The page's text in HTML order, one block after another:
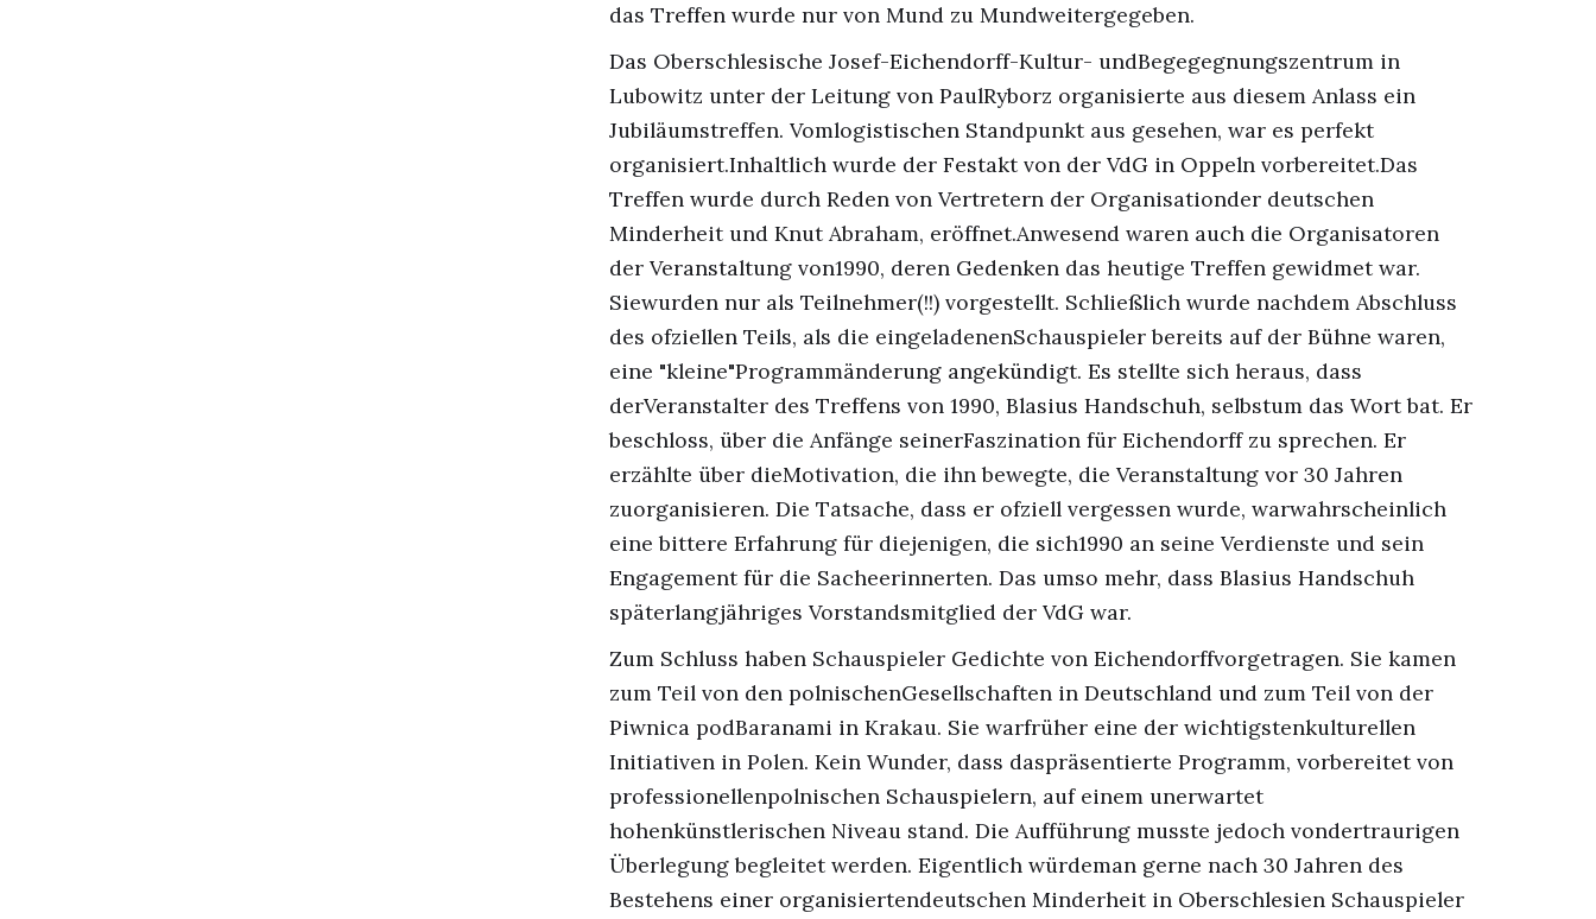
das Treffen wurde nur von Mund zu Mundweitergegeben.
Das Oberschlesische Josef-Eichendorff-Kultur- undBegegegnungszentrum in
Lubowitz unter der Leitung von PaulRyborz organisierte aus diesem Anlass ein
Jubiläumstreffen. Vomlogistischen Standpunkt aus gesehen, war es perfekt
organisiert.Inhaltlich wurde der Festakt von der VdG in Oppeln vorbereitet.Das
Treffen wurde durch Reden von Vertretern der Organisationder deutschen
Minderheit und Knut Abraham, eröffnet.Anwesend waren auch die Organisatoren
der Veranstaltung von1990, deren Gedenken das heutige Treffen gewidmet war.
Siewurden nur als Teilnehmer(!!) vorgestellt. Schließlich wurde nachdem Abschluss
des ofziellen Teils, als die eingeladenenSchauspieler bereits auf der Bühne waren,
eine "kleine"Programmänderung angekündigt. Es stellte sich heraus, dass
derVeranstalter des Treffens von 1990, Blasius Handschuh, selbstum das Wort bat. Er
beschloss, über die Anfänge seinerFaszination für Eichendorff zu sprechen. Er
erzählte über dieMotivation, die ihn bewegte, die Veranstaltung vor 30 Jahren
zuorganisieren. Die Tatsache, dass er ofziell vergessen wurde, warwahrscheinlich
eine bittere Erfahrung für diejenigen, die sich1990 an seine Verdienste und sein
Engagement für die Sacheerinnerten. Das umso mehr, dass Blasius Handschuh
späterlangjähriges Vorstandsmitglied der VdG war.
Zum Schluss haben Schauspieler Gedichte von Eichendorffvorgetragen. Sie kamen
zum Teil von den polnischenGesellschaften in Deutschland und zum Teil von der
Piwnica podBaranami in Krakau. Sie warfrüher eine der wichtigstenkulturellen
Initiativen in Polen. Kein Wunder, dass daspräsentierte Programm, vorbereitet von
professionellenpolnischen Schauspielern, auf einem unerwartet
hohenkünstlerischen Niveau stand. Die Aufführung musste jedoch vondertraurigen
Überlegung begleitet werden. Eigentlich würdeman gerne nach 30 Jahren des
Bestehens einer organisiertendeutschen Minderheit in Oberschlesien Schauspieler